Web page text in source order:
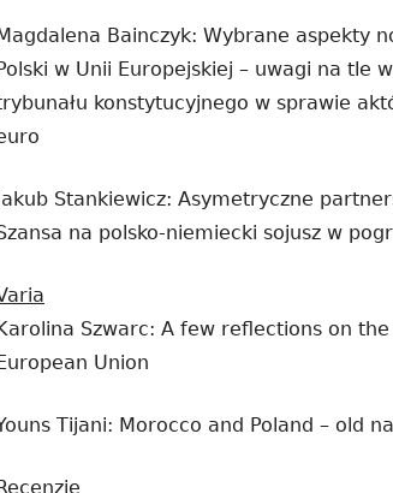
Bainczyk: Wybrane aspekty
w Unii Europejskiej – uwagi na tle
konstytucyjnego w sprawie
Stankiewicz: Asymetryczne
na polsko-niemiecki sojusz w
Szwarc: A few reflections on
Union
Tijani: Morocco and Poland – old